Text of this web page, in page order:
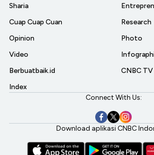
Sharia
Cuap Cuap Cuan
Opinion
Video
Berbuatbaik.id
Index
Research
Photo
CNBC TV
Connect With Us:
Download aplikasi CNBC